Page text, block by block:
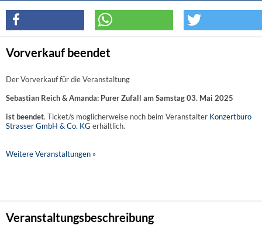
Vorverkauf beendet
Der Vorverkauf für die Veranstaltung
Sebastian Reich & Amanda: Purer Zufall am Samstag 03. Mai 2025
ist beendet. Ticket/s möglicherweise noch beim Veranstalter Konzertbüro
Strasser GmbH & Co. KG erhältlich.
Weitere Veranstaltungen »
Veranstaltungsbeschreibung